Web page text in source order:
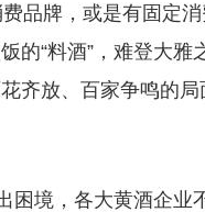
品牌，或是有固定
的“料酒”，难登大雅
齐放、百家争鸣的
困境，各大黄酒企业